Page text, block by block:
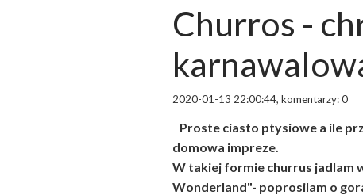
Churros -
2020-01-13 22:00:44, komentarzy: 0
Proste ciasto ptysiowe a ile
domowa impreze.
W takiej formie churrus jadlam
Wonderland"- poprosilam o